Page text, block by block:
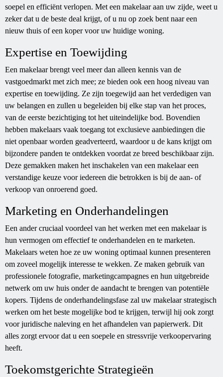
soepel en efficiënt verlopen. Met een makelaar aan uw zijde, weet u
zeker dat u de beste deal krijgt, of u nu op zoek bent naar een
nieuw thuis of een koper voor uw huidige woning.
Expertise en Toewijding
Een makelaar brengt veel meer dan alleen kennis van de
vastgoedmarkt met zich mee; ze bieden ook een hoog niveau van
expertise en toewijding. Ze zijn toegewijd aan het verdedigen van
uw belangen en zullen u begeleiden bij elke stap van het proces,
van de eerste bezichtiging tot het uiteindelijke bod. Bovendien
hebben makelaars vaak toegang tot exclusieve aanbiedingen die
niet openbaar worden geadverteerd, waardoor u de kans krijgt om
bijzondere panden te ontdekken voordat ze breed beschikbaar zijn.
Deze gemakken maken het inschakelen van een makelaar een
verstandige keuze voor iedereen die betrokken is bij de aan- of
verkoop van onroerend goed.
Marketing en Onderhandelingen
Een ander cruciaal voordeel van het werken met een makelaar is
hun vermogen om effectief te onderhandelen en te marketen.
Makelaars weten hoe ze uw woning optimaal kunnen presenteren
om zoveel mogelijk interesse te wekken. Ze maken gebruik van
professionele fotografie, marketingcampagnes en hun uitgebreide
netwerk om uw huis onder de aandacht te brengen van potentiële
kopers. Tijdens de onderhandelingsfase zal uw makelaar strategisch
werken om het beste mogelijke bod te krijgen, terwijl hij ook zorgt
voor juridische naleving en het afhandelen van papierwerk. Dit
alles zorgt ervoor dat u een soepele en stressvrije verkoopervaring
heeft.
Toekomstgerichte Strategieën